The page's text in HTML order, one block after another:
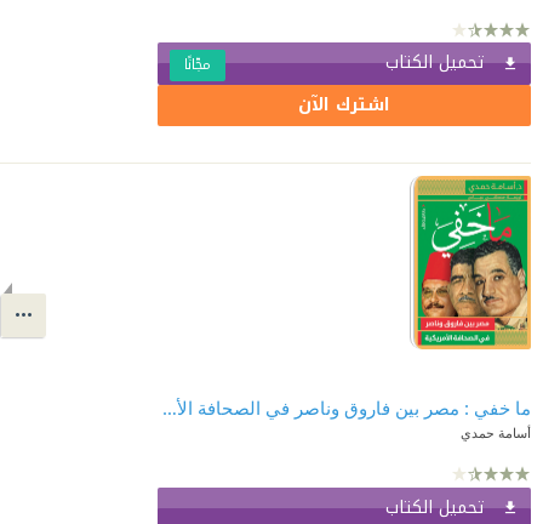
تحميل الكتاب مجّانًا
اشترك الآن
ما خفي : مصر بين فاروق وناصر في الصحافة الأمريكية
أسامة حمدي
تحميل الكتاب